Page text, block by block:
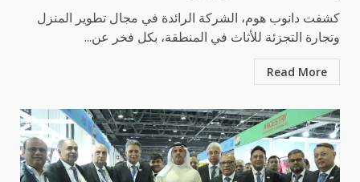
كشفت دانوب هوم، الشركة الرائدة في مجال تطوير المنزل
وتجارة التجزئة للأثاث في المنطقة، بكل فخر عن...
Read More